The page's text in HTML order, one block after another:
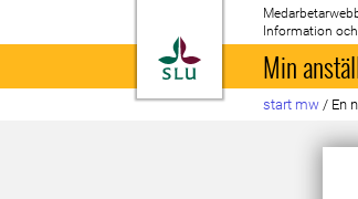
Till startsida
Information
Min
start mw / En